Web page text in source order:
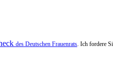
des Deutschen Frauenrats. Ich fordere